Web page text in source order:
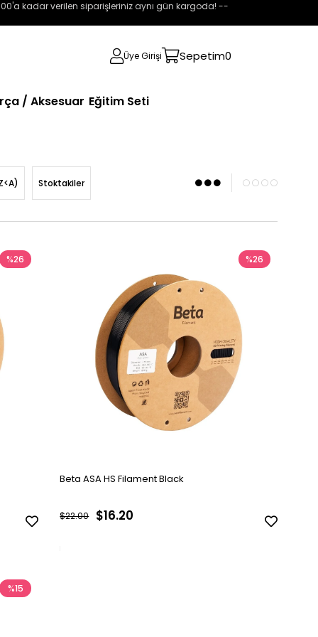
kadar verilen siparişleriniz aynı gün kargoda! --
Üye Girişi Sepetim0
/ Aksesuar Eğitim Seti
Stoktakiler
%26
Beta ASA HS Filament Black
$16.20
$22.00
%26
%15